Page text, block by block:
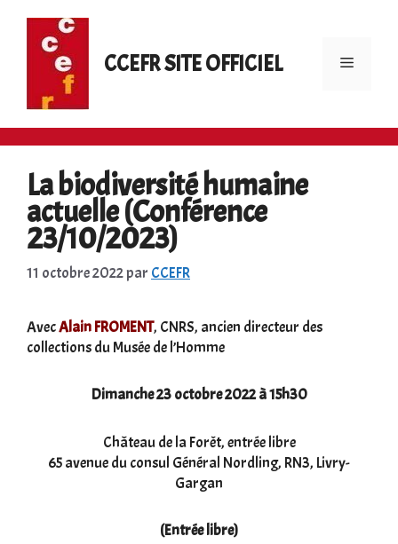
contenu
CCEFR SITE OFFICIEL Menu
La biodiversité humaine
actuelle (Conférence
23/10/2023)
11 octobre 2022par CCEFR
AvecAlain FROMENT, CNRS, ancien directeur des
collections du Musée de l’Homme
Dimanche 23 octobre 2022 à 15h30
Château de la Forêt, entrée libre
65 avenue du consul Général Nordling, RN3, Livry-
Gargan
(Entrée libre)